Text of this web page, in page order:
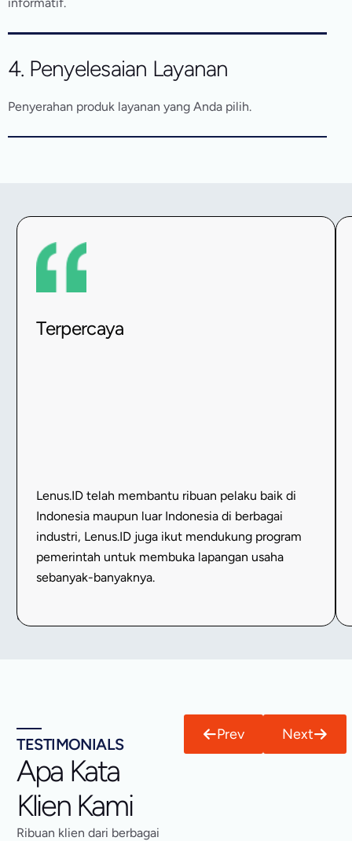
4. Penyelesaian Layanan
Penyerahan produk layanan yang Anda pilih.
Kenapa
Memilih
Kami
Jakarta
dengan
pengalaman
membantu
ribuan
usaha.
Terpercaya
Lenus.ID telah membantu ribuan pelaku baik di
Indonesia maupun luar Indonesia di berbagai
industri, Lenus.ID juga ikut mendukung program
pemerintah untuk membuka lapangan usaha
sebanyak-banyaknya.
TESTIMONIALS
Apa Kata
Klien Kami
Ribuan klien dari berbagai
Prev Next